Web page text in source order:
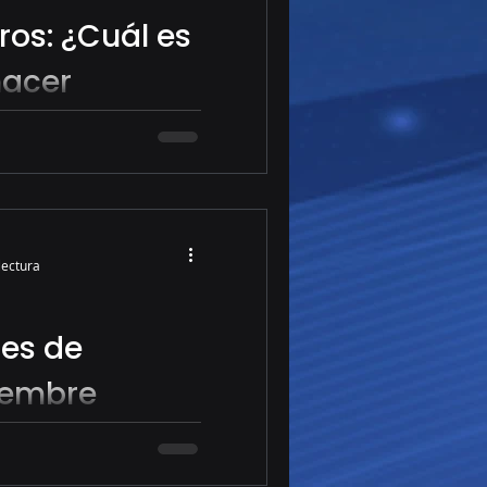
¿Cuál es
clave entre el trading
regulación, costos,
de
en divisas y acciones.